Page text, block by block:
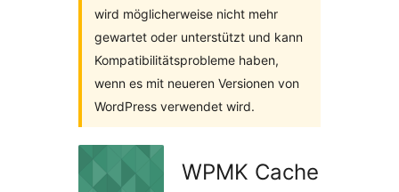
wird möglicherweise nicht mehr
gewartet oder unterstützt und kann
Kompatibilitätsprobleme haben,
wenn es mit neueren Versionen von
WordPress verwendet wird.
WPMK Cache